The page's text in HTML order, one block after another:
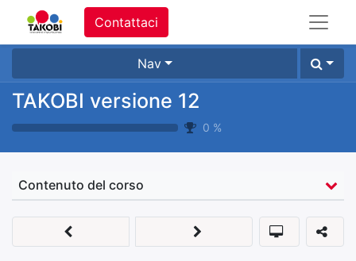
Contattaci
Nav
TAKOBI versione 12
0 %
Contenuto del corso